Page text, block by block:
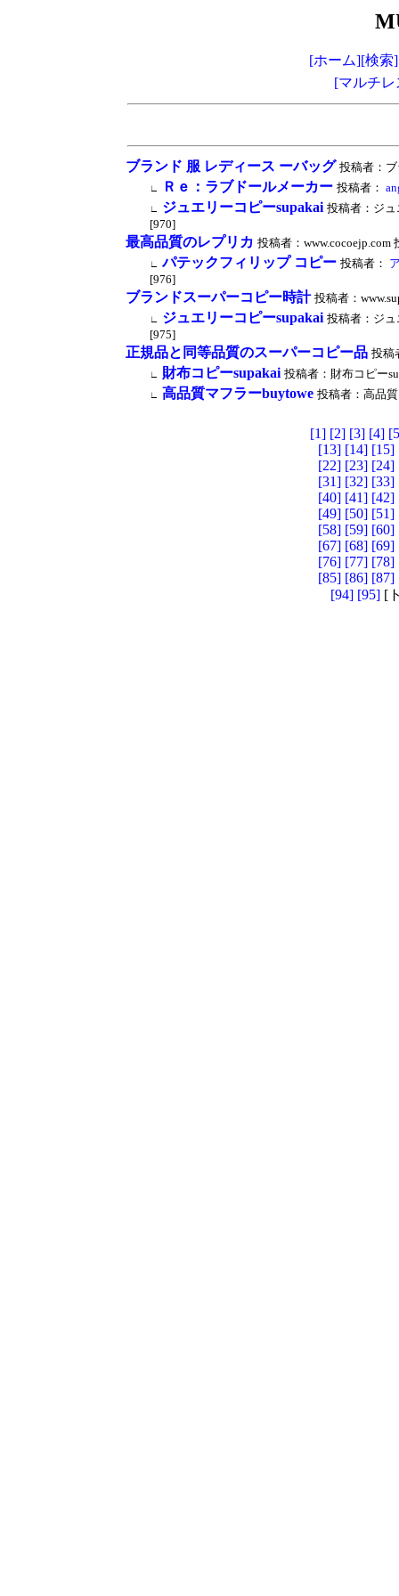
[ホーム][検索]
[マルチ
ブランド 服 レディース ーバッグ 投稿者：
∟ Ｒｅ：ラブドールメーカー 投稿者：
∟ ジュエリーコピーsupakai 投稿者：ジュ
[970]
最高品質のレプリカ 投稿者：www.cocoejp.com
∟ パテックフィリップ コピー 投稿者：
[976]
ブランドスーパーコピー時計 投稿者：
∟ ジュエリーコピーsupakai 投稿者：ジュ
[975]
正規品と同等品質のスーパーコピー品 投稿
∟ 財布コピーsupakai 投稿者：財布コピー
∟ 高品質マフラーbuytowe 投稿者：高品
[1] [2] [3] [4]
[13] [14] [15]
[22] [23] [24]
[31] [32] [33]
[40] [41] [42]
[49] [50] [51]
[58] [59] [60]
[67] [68] [69]
[76] [77] [78]
[85] [86] [87]
[94] [95] [